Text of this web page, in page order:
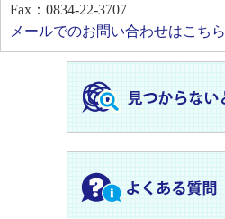
Fax：0834-22-3707
メールでのお問い合わせはこちら